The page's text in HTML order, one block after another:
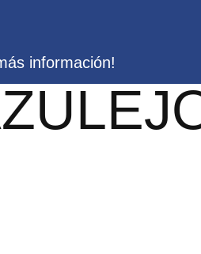
información!